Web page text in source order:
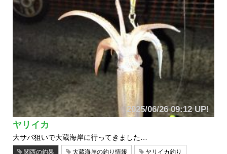
2025/06/26 09:12 UP!
ヤリイカ
大サバ狙いで大蔵海岸に行ってきました…
関西の釣果 大蔵海岸の釣り情報 ヤリイカ釣り